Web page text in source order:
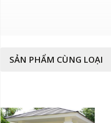
SẢN PHẨM CÙNG LOẠI